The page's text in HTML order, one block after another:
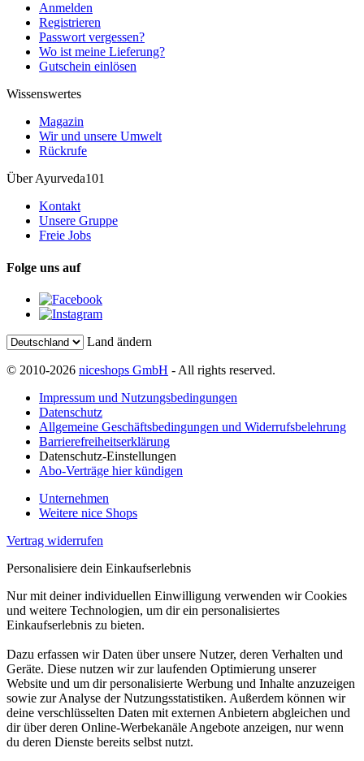
Anmelden
Registrieren
Passwort vergessen?
Wo ist meine Lieferung?
Gutschein einlösen
Wissenswertes
Magazin
Wir und unsere Umwelt
Rückrufe
Über Ayurveda101
Kontakt
Unsere Gruppe
Freie Jobs
Folge uns auf
Land ändern
© 2010-2026 niceshops GmbH - All rights reserved.
Impressum und Nutzungsbedingungen
Datenschutz
Allgemeine Geschäftsbedingungen und Widerrufsbelehrung
Barrierefreiheitserklärung
Datenschutz-Einstellungen
Abo-Verträge hier kündigen
Unternehmen
Weitere nice Shops
Vertrag widerrufen
Personalisiere dein Einkaufserlebnis
Nur mit deiner individuellen Einwilligung verwenden wir Cookies
und weitere Technologien, um dir ein personalisiertes
Einkaufserlebnis zu bieten.
Dazu erfassen wir Daten über unsere Nutzer, deren Verhalten und
Geräte. Diese nutzen wir zur laufenden Optimierung unserer
Website und um dir personalisierte Werbung und Inhalte anzuzeigen
sowie zur Analyse der Nutzungsstatistiken. Außerdem können wir
deine verschlüsselten Daten mit externen Anbietern abgleichen und
dir über deren Online-Werbekanäle Angebote anzeigen, nur wenn
du deren Dienste bereits selbst nutzt.